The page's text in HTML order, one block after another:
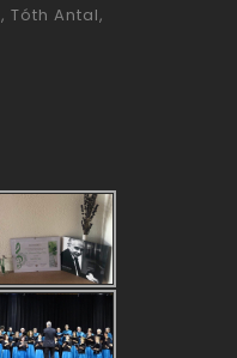
Tóth Antal